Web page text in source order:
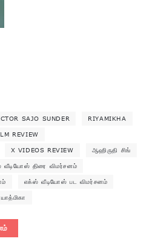
SAJO SUNDER RIYAMIKHA
REVIEW
X VIDEOS REVIEW ஆஹிருதி சிங்
வீடியோஸ் திரை விமர்சனம்
எக்ஸ் வீடியோஸ் பட விமர்சனம்